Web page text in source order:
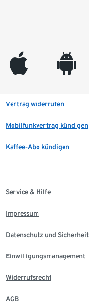
appleinc android
Vertrag widerrufen
Mobilfunkvertrag kündigen
Kaffee-Abo kündigen
Service & Hilfe
Impressum
Datenschutz und Sicherheit
Einwilligungsmanagement
Widerrufsrecht
AGB